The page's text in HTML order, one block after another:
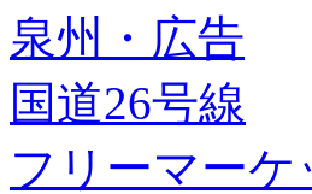
泉州・広告
国道26号線
フリーマーケ